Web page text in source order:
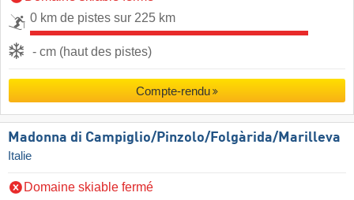
0 km de pistes sur 225 km
- cm (haut des pistes)
Compte-rendu
Madonna di Campiglio/​Pinzolo/​Folgàrida/​Marilleva
Italie
Domaine skiable fermé